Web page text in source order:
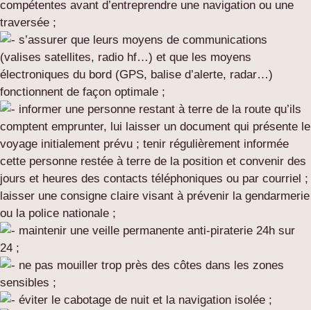
compétentes avant d’entreprendre une navigation ou une
traversée ;
s’assurer que leurs moyens de communications
(valises satellites, radio hf…) et que les moyens
électroniques du bord (GPS, balise d’alerte, radar…)
fonctionnent de façon optimale ;
informer une personne restant à terre de la route qu’ils
comptent emprunter, lui laisser un document qui présente le
voyage initialement prévu ; tenir régulièrement informée
cette personne restée à terre de la position et convenir des
jours et heures des contacts téléphoniques ou par courriel ;
laisser une consigne claire visant à prévenir la gendarmerie
ou la police nationale ;
maintenir une veille permanente anti-piraterie 24h sur
24 ;
ne pas mouiller trop près des côtes dans les zones
sensibles ;
éviter le cabotage de nuit et la navigation isolée ;